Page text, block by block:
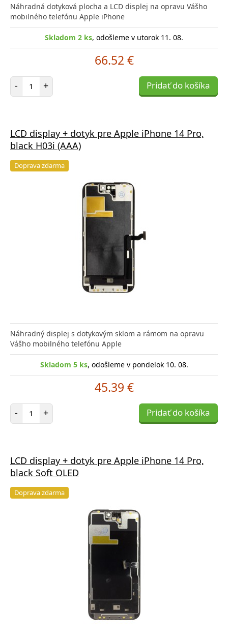
Náhradná dotyková plocha a LCD displej na opravu Vášho
mobilného telefónu Apple iPhone
Skladom 2 ks, odošleme v utorok 11. 08.
66.52 €
- Počet položiek
+ Pridať do košíka
LCD display + dotyk pre Apple iPhone 14 Pro,
black H03i (AAA)
Doprava zdarma
Náhradný displej s dotykovým sklom a rámom na opravu
Vášho mobilného telefónu Apple
Skladom 5 ks, odošleme v pondelok 10. 08.
45.39 €
- Počet položiek
+ Pridať do košíka
LCD display + dotyk pre Apple iPhone 14 Pro,
black Soft OLED
Doprava zdarma